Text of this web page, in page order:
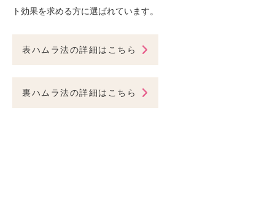
ト効果を求める方に選ばれています。
表ハムラ法の詳細はこちら
裏ハムラ法の詳細はこちら